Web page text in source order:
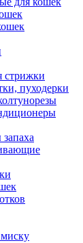
стрижки
пуходерки